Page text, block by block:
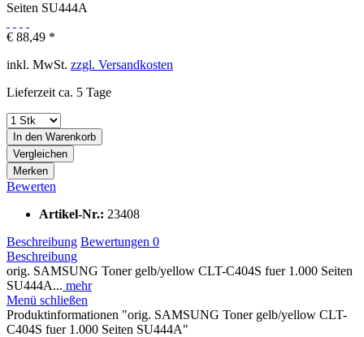
€ 88,49 *
inkl. MwSt. zzgl. Versandkosten
Lieferzeit ca. 5 Tage
In den Warenkorb
Vergleichen
Merken
Bewerten
Artikel-Nr.: 23408
Beschreibung Bewertungen 0
Beschreibung
orig. SAMSUNG Toner gelb/yellow CLT-C404S fuer 1.000 Seiten
SU444A... mehr
Menü schließen
Produktinformationen "orig. SAMSUNG Toner gelb/yellow CLT-
C404S fuer 1.000 Seiten SU444A"